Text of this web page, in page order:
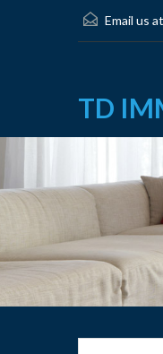
Email us
TD